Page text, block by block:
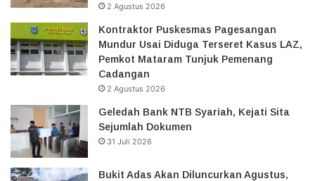
2 Agustus 2026
Kontraktor Puskesmas Pagesangan
Mundur Usai Diduga Terseret Kasus LAZ,
Pemkot Mataram Tunjuk Pemenang
Cadangan
2 Agustus 2026
Geledah Bank NTB Syariah, Kejati Sita
Sejumlah Dokumen
31 Juli 2026
Bukit Adas Akan Diluncurkan Agustus,